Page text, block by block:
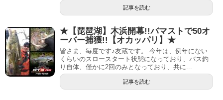
記事を読む
★【琵琶湖】木浜開幕!!バマストで50オ
ーバー捕獲!!【オカッパリ】★
皆さま、毎度です♪友蔵です。 今年は、例年にない
くらいのスロースタート状態になっており、バス釣
り自体、僅かに2回のみとなっており、共に...
記事を読む